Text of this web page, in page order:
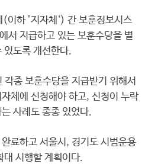
이하 ’지자체‘) 간 보훈정보시스
서 지급하고 있는 보훈수당을 별
있도록 개선한다.
종 보훈수당을 지급받기 위해서
체에 신청해야 하고, 신청이 누락
사례도 종종 있었다.
료하고 서울시, 경기도 시범운용
대 시행할 계획이다.